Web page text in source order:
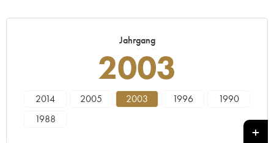
Jahrgang
2003
2014 2005 2003 1996
1990
1988